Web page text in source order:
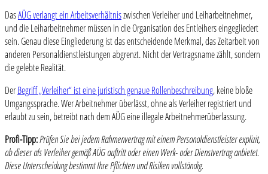
DasAÜG verlangt ein Arbeitsverhältniszwischen Verleiher und Leiharbeitnehmer,
und die Leiharbeitnehmer müssen in die Organisation des Entleihers eingegliedert
sein. Genau diese Eingliederung ist das entscheidende Merkmal, das Zeitarbeit von
anderen Personaldienstleistungen abgrenzt. Nicht der Vertragsname zählt, sondern
die gelebte Realität.
DerBegriff „Verleiher“ ist eine juristisch genaue Rollenbeschreibung, keine bloße
Umgangssprache. Wer Arbeitnehmer überlässt, ohne als Verleiher registriert und
erlaubt zu sein, betreibt nach dem AÜG eine illegale Arbeitnehmerüberlassung.
Profi-Tipp:Prüfen Sie bei jedem Rahmenvertrag mit einem Personaldienstleister explizit,
ob dieser als Verleiher gemäß AÜG auftritt oder einen Werk- oder Dienstvertrag anbietet.
Diese Unterscheidung bestimmt Ihre Pflichten und Risiken vollständig.